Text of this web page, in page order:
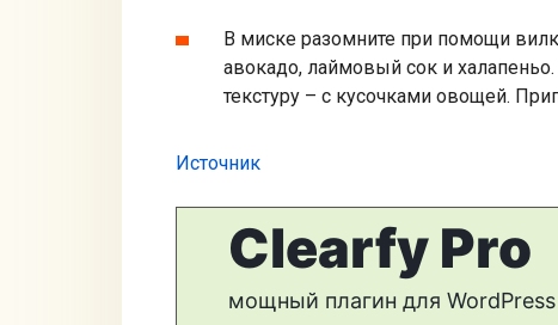
В миске разомните при помощи
авокадо, лаймовый сок и
текстуру – с кусочками овощей.
Источник